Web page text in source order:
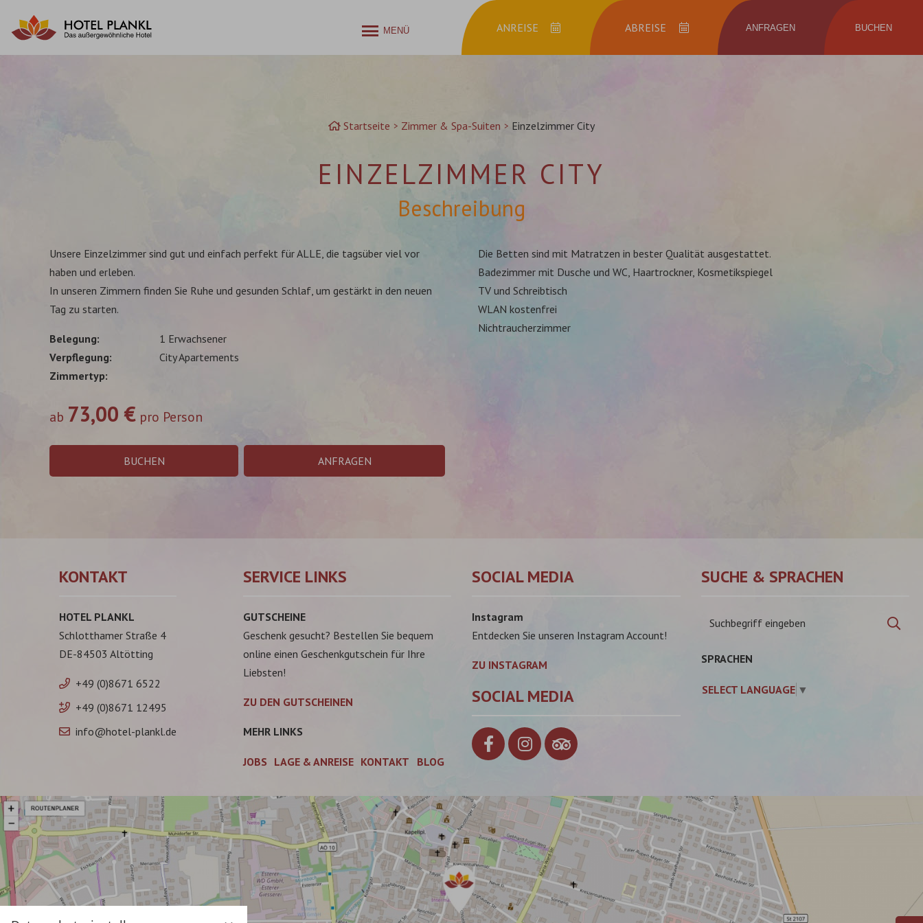
MENÜ Anreise Abreise BUCHEN
ANFRAGEN
Startseite Zimmer & Spa-Suiten Einzelzimmer City
EINZELZIMMER CITY
Beschreibung
Unsere Einzelzimmer sind gut und einfach perfekt für ALLE, die tagsüber viel vor
haben und erleben.
In unseren Zimmern finden Sie Ruhe und gesunden Schlaf, um gestärkt in den neuen
Tag zu starten.
Belegung
1 Erwachsener
Verpflegung
Zimmertyp
City Apartements
ab 73,00 € pro Person
BUCHEN ANFRAGEN
Die Betten sind mit Matratzen in bester Qualität ausgestattet.
Badezimmer mit Dusche und WC, Haartrockner, Kosmetikspiegel
TV und Schreibtisch
WLAN kostenfrei
Nichtraucherzimmer
KONTAKT
HOTEL PLANKL
Schlotthamer Straße 4
DE-84503 Altötting
+49 (0)8671 6522
+49 (0)8671 12495
info@hotel-plankl.de
SERVICE LINKS
GUTSCHEINE
Geschenk gesucht? Bestellen Sie bequem
online einen Geschenkgutschein für Ihre
Liebsten!
ZU DEN GUTSCHEINEN
MEHR LINKS
JOBS LAGE & ANREISE KONTAKT BLOG
SOCIAL MEDIA
Instagram
Entdecken Sie unseren Instagram Account!
ZU INSTAGRAM
SOCIAL MEDIA
SUCHE & SPRACHEN
SPRACHEN
SELECT LANGUAGE ▼